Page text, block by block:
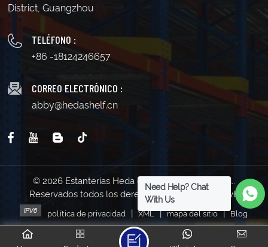
District, Guangzhou
TELÉFONO :
+86 -18124246657
CORREO ELECTRÓNICO :
abby@hedashelf.cn
© 2026 Estanterías Heda de Guangzhou Co., Ltd..
Reservados todos los derechos . | Soporta red IPv6
política de privacidad | XML | mapa del sitio | Blog
Need Help? Chat
With Us